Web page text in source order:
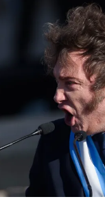
Ejército y al
captura del
claro: los
expresó el
entre
cárteles y llevar
violentos